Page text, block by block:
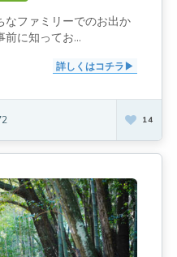
なファミリーでのお出か
前に知ってお...
詳しくはコチラ
14